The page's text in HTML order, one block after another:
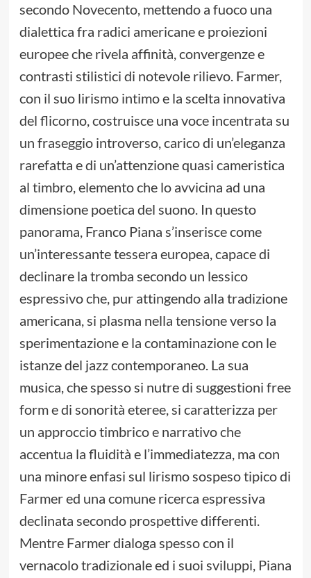
secondo Novecento, mettendo a fuoco una
dialettica fra radici americane e proiezioni
europee che rivela affinità, convergenze e
contrasti stilistici di notevole rilievo. Farmer,
con il suo lirismo intimo e la scelta innovativa
del flicorno, costruisce una voce incentrata su
un fraseggio introverso, carico di un’eleganza
rarefatta e di un’attenzione quasi cameristica
al timbro, elemento che lo avvicina ad una
dimensione poetica del suono. In questo
panorama, Franco Piana s’inserisce come
un’interessante tessera europea, capace di
declinare la tromba secondo un lessico
espressivo che, pur attingendo alla tradizione
americana, si plasma nella tensione verso la
sperimentazione e la contaminazione con le
istanze del jazz contemporaneo. La sua
musica, che spesso si nutre di suggestioni free
form e di sonorità eteree, si caratterizza per
un approccio timbrico e narrativo che
accentua la fluidità e l’immediatezza, ma con
una minore enfasi sul lirismo sospeso tipico di
Farmer ed una comune ricerca espressiva
declinata secondo prospettive differenti.
Mentre Farmer dialoga spesso con il
vernacolo tradizionale ed i suoi sviluppi, Piana